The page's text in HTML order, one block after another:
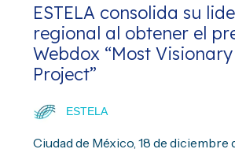
ESTELA consolida su
regional al obtener el
Webdox “Most Visionary
Project”
ESTELA
Ciudad de México, 18 de diciembre